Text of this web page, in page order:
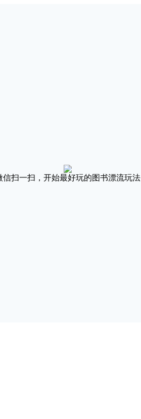
信扫一扫，开始最好玩的图书漂流玩法